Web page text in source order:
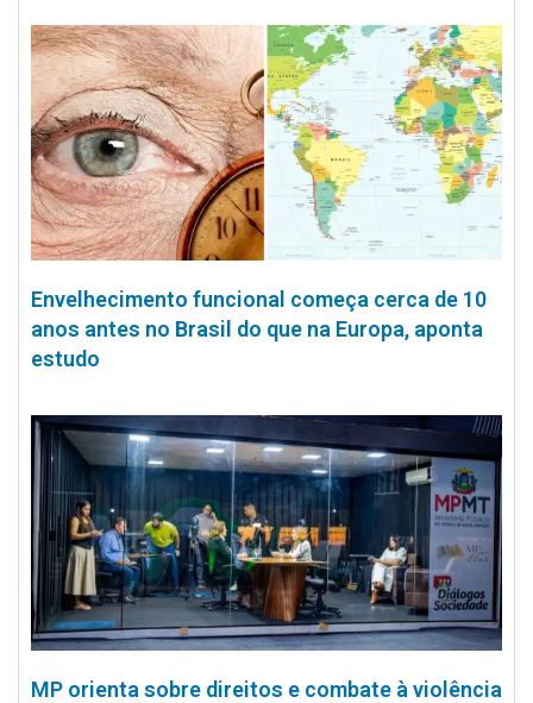
Envelhecimento funcional começa cerca de 10
anos antes no Brasil do que na Europa, aponta
estudo
MP orienta sobre direitos e combate à violência